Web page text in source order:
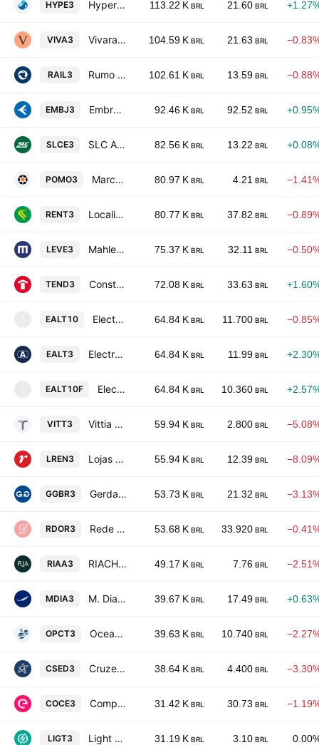
HYPE3 Hypera S.A. 113.22 K BRL 21.60 BRL
VIVA3 Vivara Participacoes SA 104.59 K BRL 21.63 BRL
RAIL3 Rumo SA 102.61 K BRL 13.59 BRL
EMBJ3 Embraer S.A. 92.46 K BRL 92.52 BRL
SLCE3 SLC Agricola S.A. 82.56 K BRL 13.22 BRL
POMO3 Marcopolo SA 80.97 K BRL 4.21 BRL
RENT3 Localiza Rent A Car SA 80.77 K BRL 37.82 BRL
LEVE3 Mahle-Metal Leve S.A. 75.37 K BRL 32.11 BRL
TEND3 Construtora Tenda SA 72.08 K BRL 33.63 BRL
EALT10 Electro Aco Altona SA 64.84 K BRL 11.700 BRL
EALT3 Electro Aco Altona SA 64.84 K BRL 11.99 BRL
EALT10F Electro Aco Altona SA 64.84 K BRL 10.360 BRL
VITT3 Vittia S.A. 59.94 K BRL 2.800 BRL
LREN3 Lojas Renner S.A. 55.94 K BRL 12.39 BRL
GGBR3 Gerdau S.A. 53.73 K BRL 21.32 BRL
RDOR3 Rede D'Or Sao Luiz SA 53.68 K BRL 33.920 BRL
RIAA3 RIACHUELO 49.17 K BRL 7.76 BRL
MDIA3 M. Dias Branco SA Industria e Comercio de Alimentos 39.67 K BRL 17.49 BRL
OPCT3 OceanPact Servicos Maritimos SA 39.63 K BRL 10.740 BRL
CSED3 Cruzeiro do Sul Educacional SA 38.64 K BRL 4.400 BRL
COCE3 Companhia Energetica do Ceara-COELCE 31.42 K BRL 30.73 BRL
LIGT3 Light S.A. 31.19 K BRL 3.10 BRL